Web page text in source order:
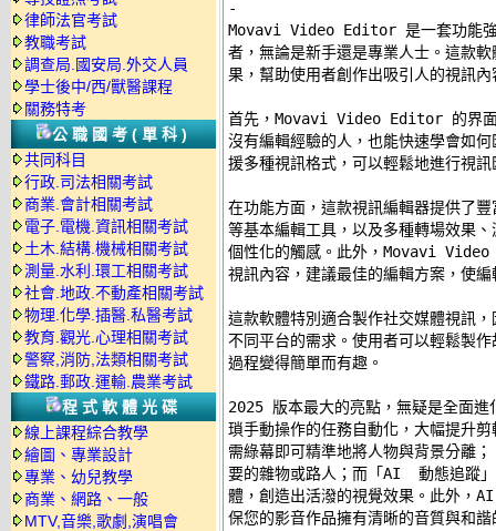
律師法官考試
教職考試
調查局.國安局.外交人員
學士後中/西/獸醫課程
關務特考
公職國考(單科)
共同科目
行政.司法相關考試
商業.會計相關考試
電子.電機.資訊相關考試
土木.結構.機械相關考試
測量.水利.環工相關考試
社會.地政.不動產相關考試
物理.化學.插醫.私醫考試
教育.觀光.心理相關考試
警察,消防,法類相關考試
鐵路.郵政.運輸.農業考試
程式軟體光碟
線上課程綜合教學
繪圖、專業設計
專業、幼兒教學
商業、網路、一般
MTV,音樂,歌劇,演唱會
-
Movavi Video Editor 是一套功能強
者，無論是新手還是專業人士。這款
果，幫助使用者創作出吸引人的視訊
首先，Movavi Video Editor 的界面
沒有編輯經驗的人，也能快速學會如
援多種視訊格式，可以輕鬆地進行視
在功能方面，這款視訊編輯器提供了
等基本編輯工具，以及多種轉場效果
個性化的觸感。此外，Movavi
視訊內容，建議最佳的編輯方案，使
這款軟體特別適合製作社交媒體視訊
不同平台的需求。使用者可以輕鬆製
過程變得簡單而有趣。
2025 版本最大的亮點，無疑是全面
瑣手動操作的任務自動化，大幅提升
需綠幕即可精準地將人物與背景分離
要的雜物或路人；而「AI  動態追蹤
體，創造出活潑的視覺效果。此外，
保您的影音作品擁有清晰的音質與和